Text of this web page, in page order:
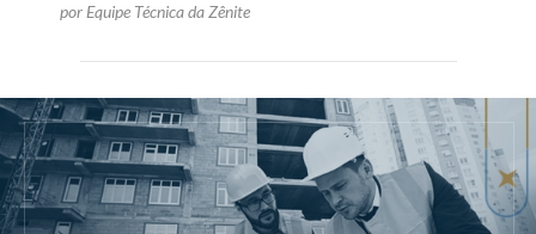
por Equipe Técnica da Zênite